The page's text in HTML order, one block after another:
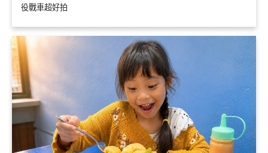
役戰車超好拍